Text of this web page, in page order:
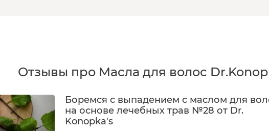
Отзывы про Масла для волос
Боремся с выпадением с маслом для
на основе лечебных трав №28 от Dr.
Konopka's